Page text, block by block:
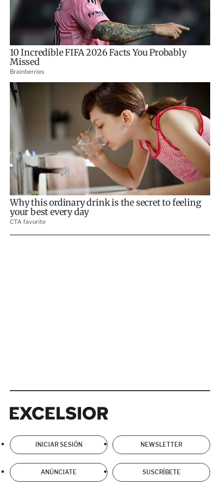
INICIAR SESIÓN NEWSLETTER
ANÚNCIATE SUSCRÍBETE